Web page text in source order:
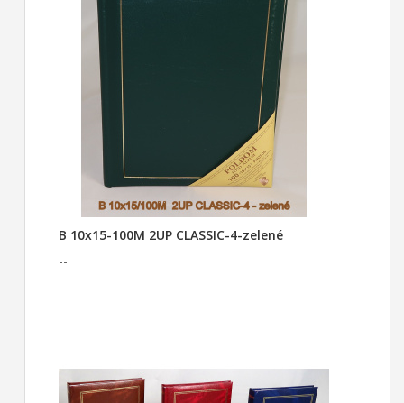
B 10x15-100M 2UP CLASSIC-4-zelené
--